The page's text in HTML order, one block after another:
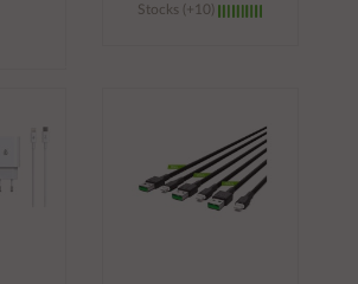
Stocks (+10)